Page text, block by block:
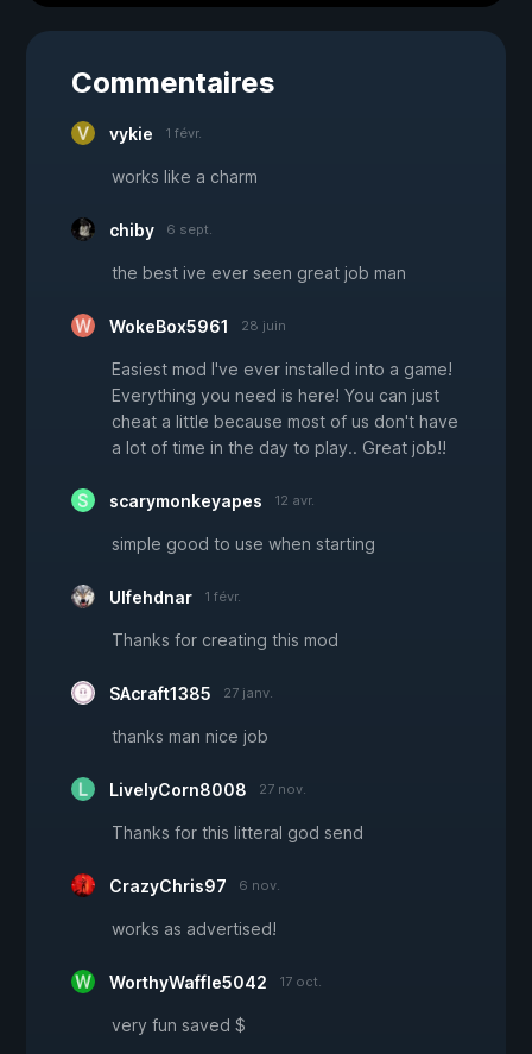
Commentaires
vykie 1 févr.
works like a charm
chiby 6 sept.
the best ive ever seen great job man
WokeBox5961 28 juin
Easiest mod I've ever installed into a game!
Everything you need is here! You can just
cheat a little because most of us don't have
a lot of time in the day to play.. Great job!!
scarymonkeyapes 12 avr.
simple good to use when starting
Ulfehdnar 1 févr.
Thanks for creating this mod
SAcraft1385 27 janv.
thanks man nice job
LivelyCorn8008 27 nov.
Thanks for this litteral god send
CrazyChris97 6 nov.
works as advertised!
WorthyWaffle5042 17 oct.
very fun saved $